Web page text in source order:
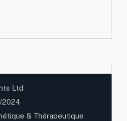
Ltd
2024
& Thérapeutique